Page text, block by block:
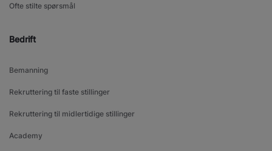
Ofte stilte spørsmål
Bedrift
Bemanning
Rekruttering til faste stillinger
Rekruttering til midlertidige stillinger
Academy